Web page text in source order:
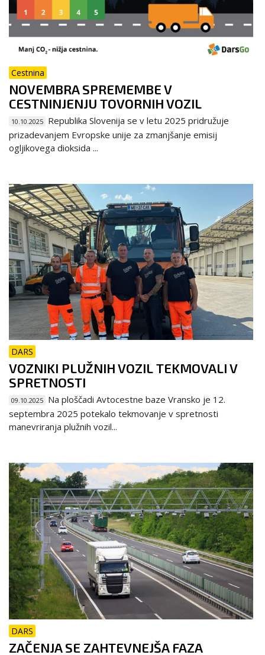
Cestnina
NOVEMBRA SPREMEMBE V
CESTNINJENJU TOVORNIH VOZIL
10.10.2025 Republika Slovenija se v letu 2025 pridružuje
prizadevanjem Evropske unije za zmanjšanje emisij
ogljikovega dioksida ...
DARS
VOZNIKI PLUŽNIH VOZIL TEKMOVALI V
SPRETNOSTI
09.10.2025 Na ploščadi Avtocestne baze Vransko je 12.
septembra 2025 potekalo tekmovanje v spretnosti
manevriranja plužnih vozil...
DARS
ZAČENJA SE ZAHTEVNEJŠA FAZA